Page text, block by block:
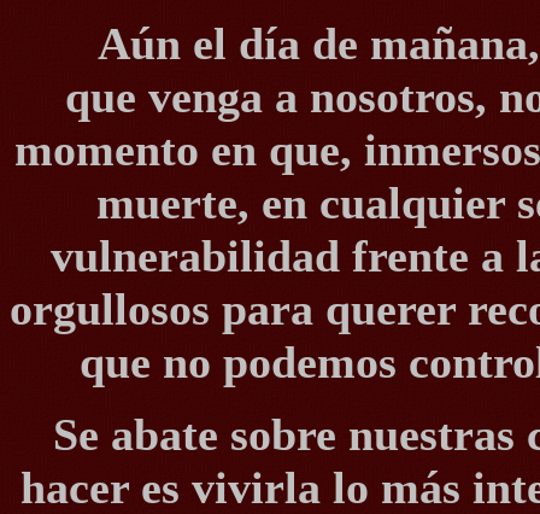
Aún el día de
que venga a nosotros,
momento en que,
muerte, en cualquier
vulnerabilidad frente a
orgullosos para querer
que no podemos
Se abate sobre nuestras
hacer es vivirla lo más